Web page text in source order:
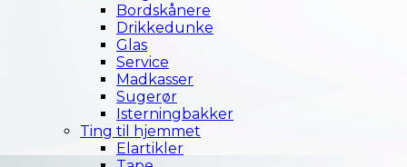
Bordskånere
Drikkedunke
Glas
Service
Madkasser
Sugerør
Isterningbakker
Ting til hjemmet
Elartikler